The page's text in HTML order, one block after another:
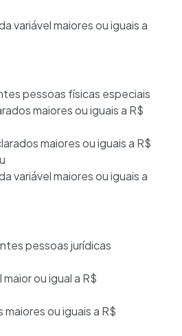
variável maiores ou iguais a
pessoas físicas especiais
maiores ou iguais a R$
maiores ou iguais a R$
variável maiores ou iguais a
pessoas jurídicas
ou igual a R$
ou iguais a R$